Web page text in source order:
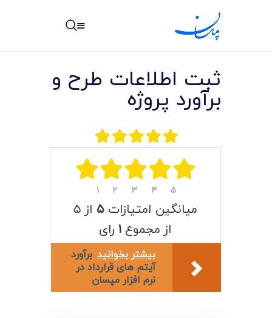
خانه
نوشته ها
مرکز آموزش
امکانات
سیستم ها
لیست قیمت محصولات
ثبت اطلاعات طرح و
برآورد پروژه
۱ ۲ ۳ ۴ ۵
میانگین امتیازات ۵ از ۵
از مجموع ۱ رای
بیشتر بخوانید برآورد
آیتم های قرارداد در
نرم افزار مپسان